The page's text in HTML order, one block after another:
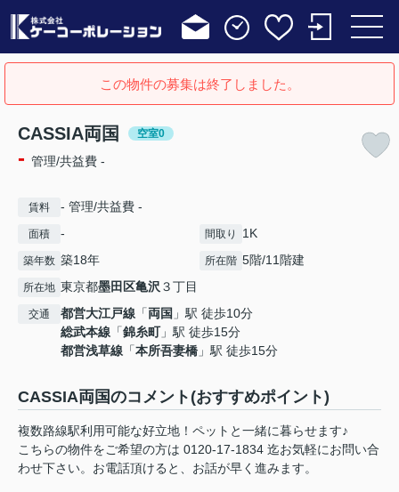
この物件の募集は終了しました。
CASSIA両国 空室0
- 管理/共益費 -
賃料 - 管理/共益費 -
面積 - 間取り 1K
築年数 築18年 所在階 5階/11階建
所在地 東京都墨田区亀沢 ３丁目
交通 都営大江戸線 「両国 」駅 徒歩10分
総武本線 「錦糸町」駅 徒歩15分
都営浅草線 「本所吾妻橋 」駅 徒歩15分
CASSIA両国のコメント(おすすめポイント)
複数路線駅利用可能な好立地！ペットと一緒に暮らせます♪
こちらの物件をご希望の方は 0120-17-1834 迄お気軽にお問い合
わせ下さい。お電話頂けると、お話が早く進みます。